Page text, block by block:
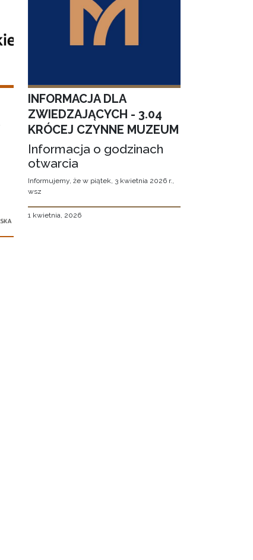
INFORMACJA DLA
ZWIEDZAJĄCYCH - 3.04
KRÓCEJ CZYNNE MUZEUM
Informacja o godzinach
otwarcia
Informujemy, że w piątek, 3 kwietnia 2026 r.,
wsz
1 kwietnia, 2026